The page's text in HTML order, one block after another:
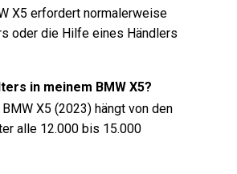
X5 erfordert normalerweise
oder die Hilfe eines Händlers
in meinem BMW X5?
X5 (2023) hängt von den
alle 12.000 bis 15.000